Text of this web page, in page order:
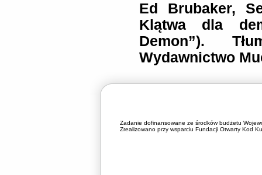
Ed Brubaker,
Klątwa dla
Demon”).
Wydawnictwo
Zadanie dofinansowane ze środków budżetu
Zrealizowano przy wsparciu Fundacji Otwarty Kod